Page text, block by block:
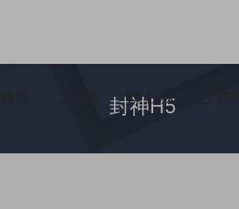
任務
封神H5